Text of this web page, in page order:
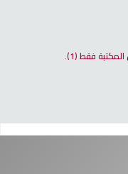
المكتبة فقط(1).